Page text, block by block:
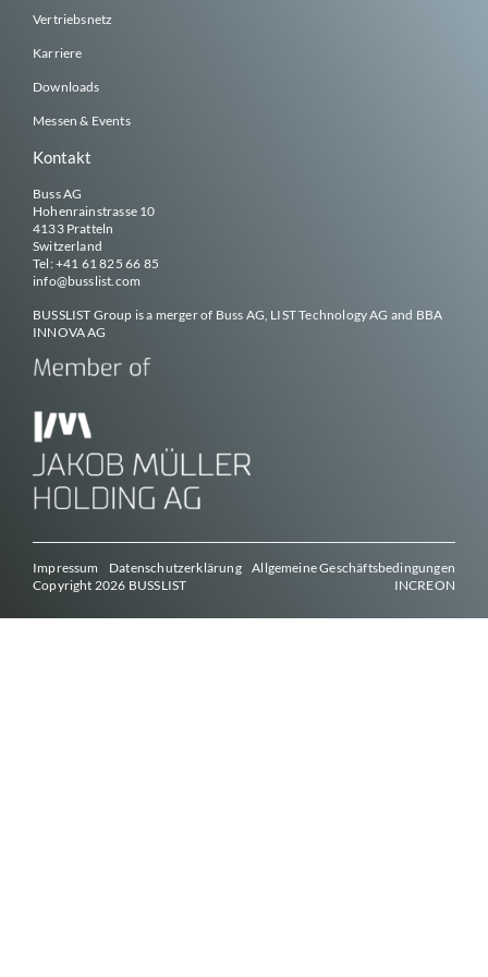
Vertriebsnetz
Karriere
Downloads
Messen & Events
Kontakt
Buss AG
Hohenrainstrasse 10
4133 Pratteln
Switzerland
Tel:+41 61 825 66 85
info@busslist.com
BUSSLIST Group is a merger of Buss AG, LIST Technology AG and BBA
INNOVA AG
Impressum Datenschutzerklärung
Allgemeine Geschäftsbedingungen
Copyright 2026 BUSSLIST INCREON